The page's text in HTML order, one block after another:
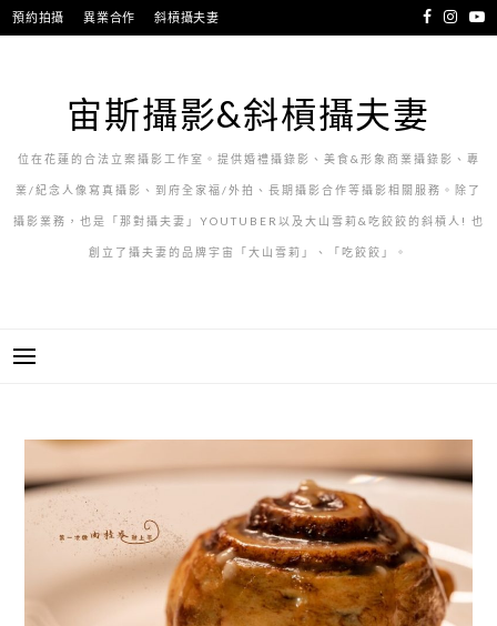
跳
至
預約拍攝 異業合作 斜槓攝夫妻
宙斯攝影&斜槓攝夫妻
位在花蓮的合法立案攝影工作室。提供婚禮攝錄影、美食&形象商業攝錄影、專
業/紀念人像寫真攝影、到府全家福/外拍、長期攝影合作等攝影相關服務。除了
攝影業務，也是「那對攝夫妻」YOUTUBER以及大山雪莉&吃餃餃的斜槓人! 也
創立了攝夫妻的品牌宇宙「大山雪莉」、「吃餃餃」。